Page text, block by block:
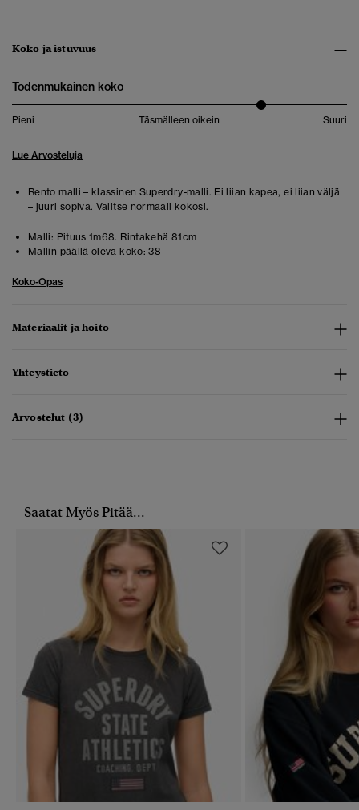
Koko ja istuvuus
Todenmukainen koko
Pieni Täsmälleen oikein Suuri
Lue Arvosteluja
Rento malli – klassinen Superdry-malli. Ei liian kapea, ei liian väljä
– juuri sopiva. Valitse normaali kokosi.
Malli: Pituus 1m68. Rintakehä 81cm
Mallin päällä oleva koko: 38
Koko-Opas
Materiaalit ja hoito
Yhteystieto
Arvostelut (3)
Saatat Myös Pitää...